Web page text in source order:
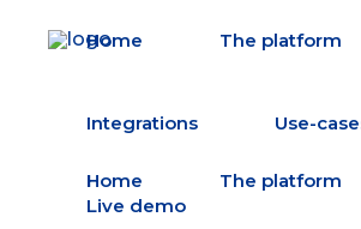
Home The platform
Home The platform
Integrations Use-
Live demo